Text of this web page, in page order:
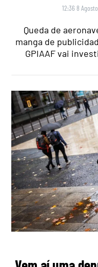
12:36 8
Queda de
manga de
GPIAAF vai